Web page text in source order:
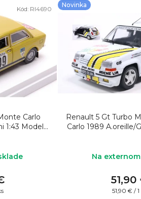
Carlo
1:43 Model
Kód: RI4690
Novinka
Renault 5 Gt Turbo
Carlo 1989 A.oreille/
Na
51,90
51,90 € / 1